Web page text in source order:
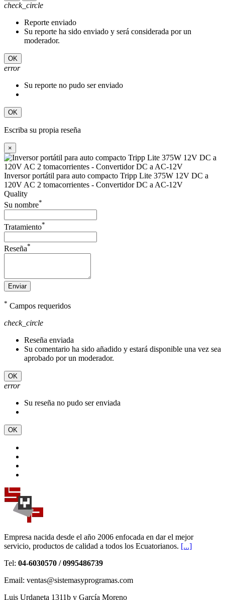
check_circle
Reporte enviado
Su reporte ha sido enviado y será considerada por un
moderador.
OK
error
Su reporte no pudo ser enviado
OK
Escriba su propia reseña
×
Inversor portátil para auto compacto Tripp Lite 375W 12V DC a
120V AC 2 tomacorrientes - Convertidor DC a AC-12V
Quality
Su nombre*
Tratamiento*
Reseña*
Enviar
* Campos requeridos
check_circle
Reseña enviada
Su comentario ha sido añadido y estará disponible una vez sea
aprobado por un moderador.
OK
error
Su reseña no pudo ser enviada
OK
Empresa nacida desde el año 2006 enfocada en dar el mejor
servicio, productos de calidad a todos los Ecuatorianos. [...]
Tel: 04-6030570 / 0995486739
Email: ventas@sistemasyprogramas.com
Luis Urdaneta 1311b y García Moreno